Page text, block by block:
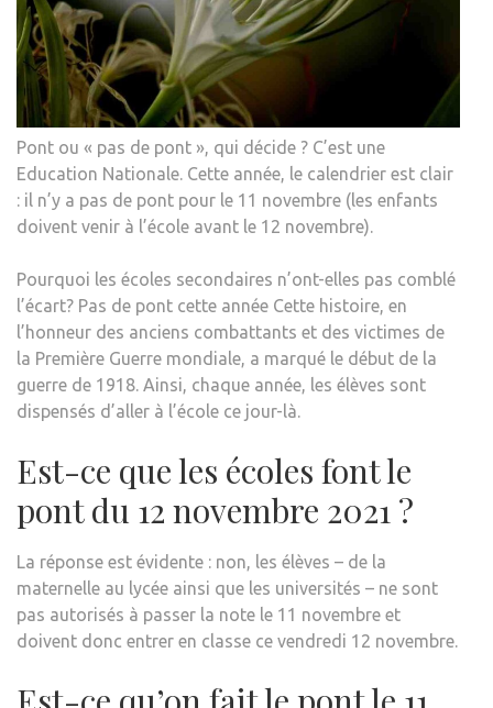
Pont ou « pas de pont », qui décide ? C’est une
Education Nationale. Cette année, le calendrier est clair
: il n’y a pas de pont pour le 11 novembre (les enfants
doivent venir à l’école avant le 12 novembre).
Pourquoi les écoles secondaires n’ont-elles pas comblé
l’écart? Pas de pont cette année Cette histoire, en
l’honneur des anciens combattants et des victimes de
la Première Guerre mondiale, a marqué le début de la
guerre de 1918. Ainsi, chaque année, les élèves sont
dispensés d’aller à l’école ce jour-là.
Est-ce que les écoles font le
pont du 12 novembre 2021 ?
La réponse est évidente : non, les élèves – de la
maternelle au lycée ainsi que les universités – ne sont
pas autorisés à passer la note le 11 novembre et
doivent donc entrer en classe ce vendredi 12 novembre.